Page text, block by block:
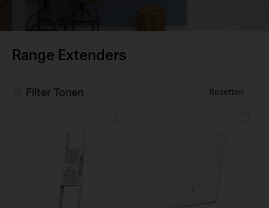
Range Extenders
Resetten
Filter Tonen